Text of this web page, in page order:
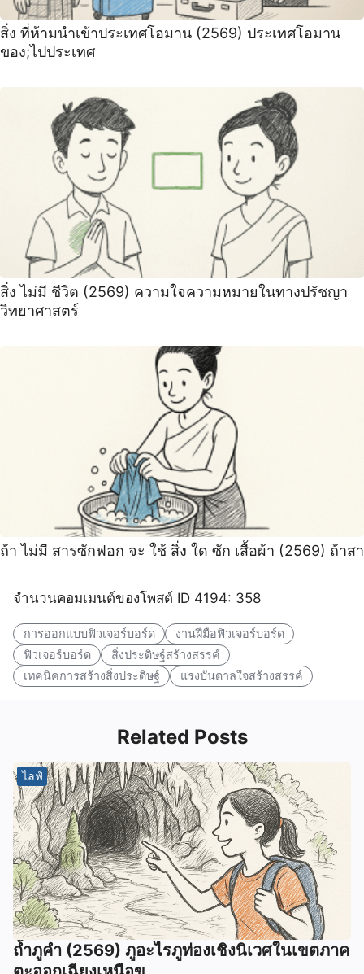
สิ่ง ที่ห้ามนำเข้าประเทศโอมาน (2569) ประเทศโอมาน
ของ;ไปประเทศ
สิ่ง ไม่มี ชีวิต (2569) ความใจความหมายในทางปรัชญา
วิทยาศาสตร์
ถ้า ไม่มี สารซักฟอก จะ ใช้ สิ่ง ใด ซัก เสื้อผ้า (2569) ถ้าสา
จำนวนคอมเมนต์ของโพสต์ ID 4194: 358
การออกแบบฟิวเจอร์บอร์ด
งานฝีมือฟิวเจอร์บอร์ด
ฟิวเจอร์บอร์ด
สิ่งประดิษฐ์สร้างสรรค์
เทคนิคการสร้างสิ่งประดิษฐ์
แรงบันดาลใจสร้างสรรค์
Related Posts
ไลฟ์
ถ้ำภูคำ (2569) ภูอะไรภูท่องเชิงนิเวศในเขตภาค